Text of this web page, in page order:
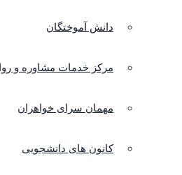
دانش آموختگان
مرکز خدمات مشاوره و
مهمان سرای خواهران
کانون های دانشجویی